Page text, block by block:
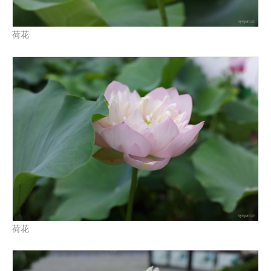
荷花
荷花